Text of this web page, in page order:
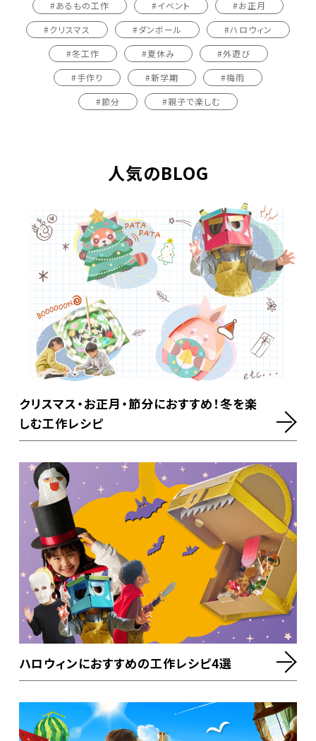
#あるもの工作 #イベント
#お正月
#クリスマス
#ダンボール
#ハロウィン
#冬工作
#夏休み
#外遊び
#手作り
#新学期
#梅雨
#節分
#親子で楽しむ
人気のBLOG
クリスマス・お正月・節分におすすめ！冬を楽
しむ工作レシピ
ハロウィンにおすすめの工作レシピ4選